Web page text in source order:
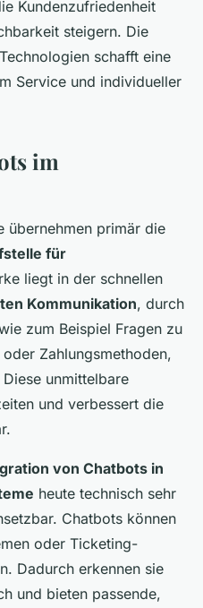
Kundenzufriedenheit
steigern. Die
schafft eine
Service und individueller
im
übernehmen primär die
für
liegt in der schnellen
Kommunikation, durch
zum Beispiel Fragen zu
Zahlungsmethoden,
unmittelbare
und verbessert die
von Chatbots in
heute technisch sehr
Chatbots können
oder Ticketing-
Dadurch erkennen sie
und bieten passende,